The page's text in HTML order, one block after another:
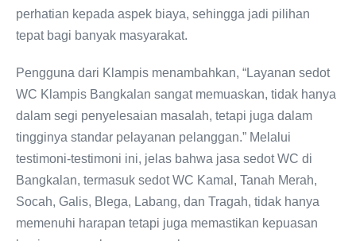
perhatian kepada aspek biaya, sehingga jadi pilihan
tepat bagi banyak masyarakat.
Pengguna dari Klampis menambahkan, “Layanan sedot
WC Klampis Bangkalan sangat memuaskan, tidak hanya
dalam segi penyelesaian masalah, tetapi juga dalam
tingginya standar pelayanan pelanggan.” Melalui
testimoni-testimoni ini, jelas bahwa jasa sedot WC di
Bangkalan, termasuk sedot WC Kamal, Tanah Merah,
Socah, Galis, Blega, Labang, dan Tragah, tidak hanya
memenuhi harapan tetapi juga memastikan kepuasan